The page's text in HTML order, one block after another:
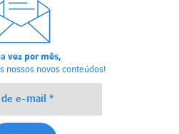
vez por mês,
nossos novos conteúdos!